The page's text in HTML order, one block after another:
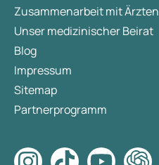
Zusammenarbeit mit Ärzten
Unser medizinischer Beirat
Blog
Impressum
Sitemap
Partnerprogramm